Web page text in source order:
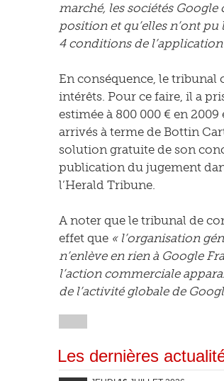
marché, les sociétés
position et qu’elles n’ont
4 conditions de
En conséquence, le tribunal
intérêts. Pour ce faire, il a
estimée à 800 000 € en
arrivés à terme de Bottin
solution gratuite de son
publication du jugement
l’Herald Tribune.
A noter que le tribunal de
effet que « l’organisation
n’enlève en rien à Google
l’action commerciale
de l’activité globale de
Les dernières